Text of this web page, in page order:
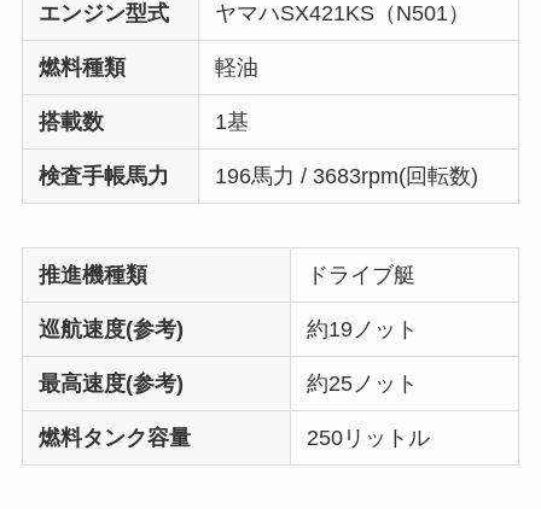
エンジン型式 ヤマハSX421KS（N501）
燃料種類 軽油
搭載数 1基
検査手帳馬力 196馬力 / 3683rpm(回転数)
推進機種類 ドライブ艇
巡航速度(参考) 約19ノット
最高速度(参考) 約25ノット
燃料タンク容量 250リットル